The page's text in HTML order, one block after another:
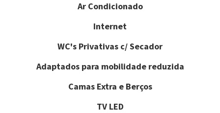
Ar Condicionado
Internet
WC's Privativas c/ Secador
Adaptados para mobilidade reduzida
Camas Extra e Berços
TV LED